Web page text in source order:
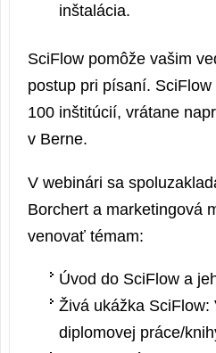
inštalácia.
SciFlow pomôže vašim
postup pri písaní.
100 inštitúcií, vrátane
v Berne.
V webinári sa
Borchert a marketingová
venovať témam:
Úvod do SciFlow a
Živá ukážka SciFlow:
diplomovej práce/